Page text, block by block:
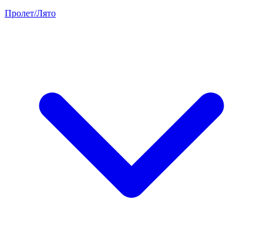
Пролет/Лято